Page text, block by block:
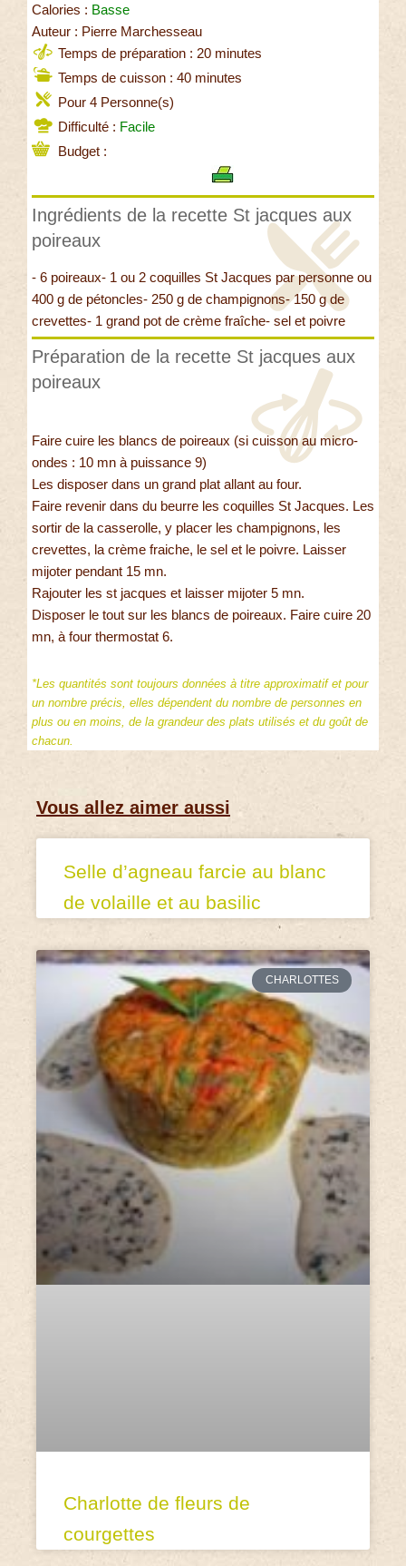
Calories : Basse
Auteur : Pierre Marchesseau
Temps de préparation : 20 minutes
Temps de cuisson : 40 minutes
Pour 4 Personne(s)
Difficulté : Facile
Budget :
Ingrédients de la recette St jacques aux
poireaux
- 6 poireaux- 1 ou 2 coquilles St Jacques par personne ou
400 g de pétoncles- 250 g de champignons- 150 g de
crevettes- 1 grand pot de crème fraîche- sel et poivre
Préparation de la recette St jacques aux
poireaux
Faire cuire les blancs de poireaux (si cuisson au micro-
ondes : 10 mn à puissance 9)
Les disposer dans un grand plat allant au four.
Faire revenir dans du beurre les coquilles St Jacques. Les
sortir de la casserolle, y placer les champignons, les
crevettes, la crème fraiche, le sel et le poivre. Laisser
mijoter pendant 15 mn.
Rajouter les st jacques et laisser mijoter 5 mn.
Disposer le tout sur les blancs de poireaux. Faire cuire 20
mn, à four thermostat 6.
*Les quantités sont toujours données à titre approximatif et pour
un nombre précis, elles dépendent du nombre de personnes en
plus ou en moins, de la grandeur des plats utilisés et du goût de
chacun.
Vous allez aimer aussi
Selle d’agneau farcie au blanc
de volaille et au basilic
CHARLOTTES
Charlotte de fleurs de
courgettes